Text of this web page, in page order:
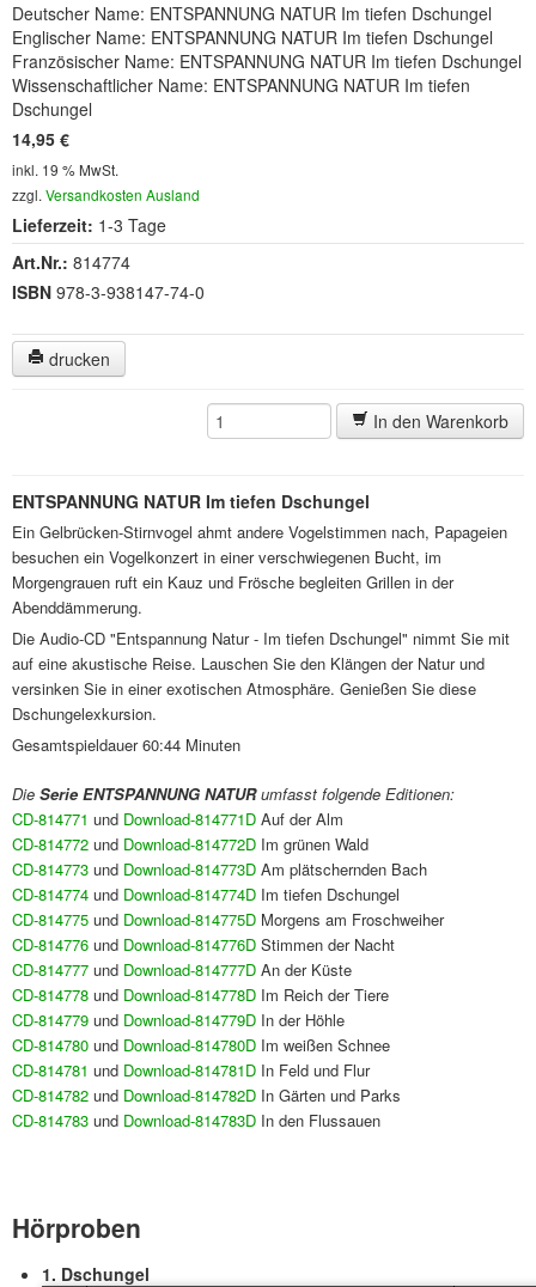
Engl./Franz. Produkte(33)
Themensuche
Soundarchiv
Deutscher Name: ENTSPANNUNG NATUR Im tiefen Dschungel
Englischer Name: ENTSPANNUNG NATUR Im tiefen Dschungel
Französischer Name: ENTSPANNUNG NATUR Im tiefen Dschungel
Wissenschaftlicher Name: ENTSPANNUNG NATUR Im tiefen
Dschungel
14,95 €
inkl. 19 % MwSt.
zzgl. Versandkosten Ausland
Lieferzeit: 1-3 Tage
Art.Nr.: 814774
ISBN 978-3-938147-74-0
drucken
In den Warenkorb
ENTSPANNUNG NATUR Im tiefen Dschungel
Ein Gelbrücken-Stirnvogel ahmt andere Vogelstimmen nach, Papageien
besuchen ein Vogelkonzert in einer verschwiegenen Bucht, im
Morgengrauen ruft ein Kauz und Frösche begleiten Grillen in der
Abenddämmerung.
Die Audio-CD "Entspannung Natur - Im tiefen Dschungel" nimmt Sie mit
auf eine akustische Reise. Lauschen Sie den Klängen der Natur und
versinken Sie in einer exotischen Atmosphäre. Genießen Sie diese
Dschungelexkursion.
Gesamtspieldauer 60:44 Minuten
Die Serie ENTSPANNUNG NATURumfasst folgende Editionen:
CD-814771 und Download-814771D Auf der Alm
CD-814772 und Download-814772D Im grünen Wald
CD-814773 und Download-814773D Am plätschernden Bach
CD-814774 und Download-814774D Im tiefen Dschungel
CD-814775 und Download-814775D Morgens am Froschweiher
CD-814776 und Download-814776D Stimmen der Nacht
CD-814777 und Download-814777D An der Küste
CD-814778 und Download-814778D Im Reich der Tiere
CD-814779 und Download-814779D In der Höhle
CD-814780 und Download-814780D Im weißen Schnee
CD-814781 und Download-814781D In Feld und Flur
CD-814782 und Download-814782D In Gärten und Parks
CD-814783 und Download-814783D In den Flussauen
Hörproben
1. Dschungel